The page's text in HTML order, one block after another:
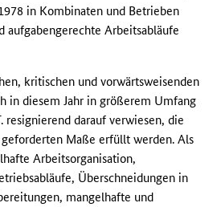
in Kombinaten und Betrieben
aufgabengerechte Arbeitsabläufe
kritischen und vorwärtsweisenden
in diesem Jahr in größerem Umfang
resignierend darauf verwiesen, die
Maße erfüllt werden. Als
Arbeitsorganisation,
Überschneidungen in
mangelhafte und